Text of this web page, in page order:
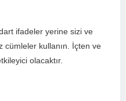
ifadeler yerine sizi ve
⁢cümleler kullanın. İçten ve
olacaktır.